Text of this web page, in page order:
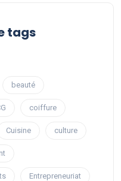
tags
beauté
coiffure
Cuisine culture
Entrepreneuriat